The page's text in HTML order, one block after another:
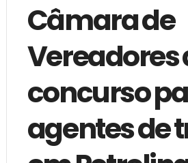
Câmara de
concurso
agentes de